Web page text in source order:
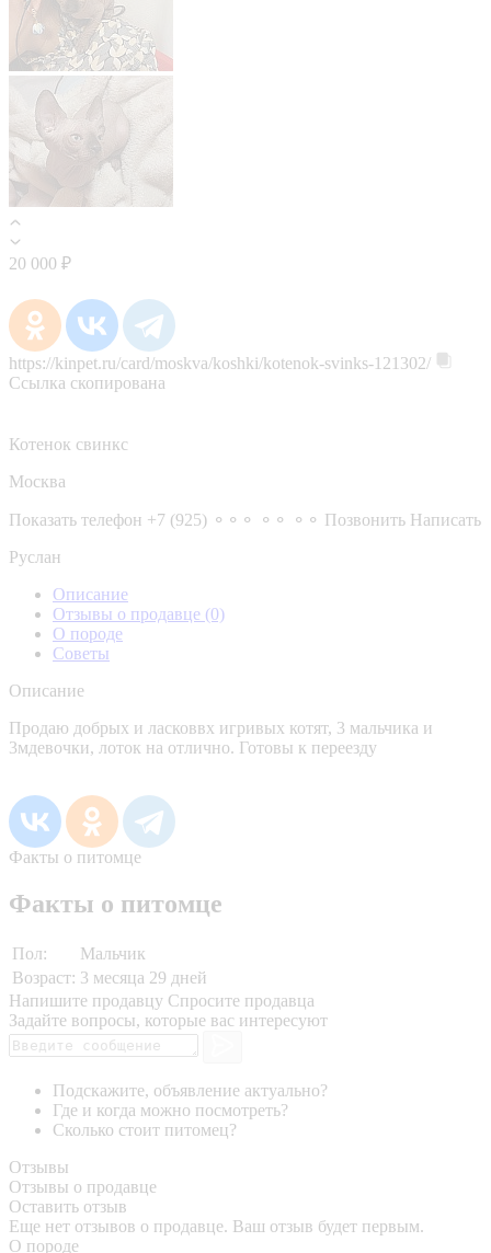
20 000 ₽
https://kinpet.ru/card/moskva/koshki/kotenok-svinks-121302/
Ссылка скопирована
Котенок свинкс
Москва
Показать телефон +7 (925) ⚬⚬⚬ ⚬⚬ ⚬⚬ Позвонить Написать
Руслан
Описание
Отзывы о продавце (0)
О породе
Советы
Описание
Продаю добрых и ласковвх игривых котят, 3 мальчика и
3мдевочки, лоток на отлично. Готовы к переезду
Факты о питомце
Факты о питомце
Пол:
Мальчик
Возраст: 3 месяца 29 дней
Напишите продавцу Спросите продавца
Задайте вопросы, которые вас интересуют
Подскажите, объявление актуально?
Где и когда можно посмотреть?
Сколько стоит питомец?
Отзывы
Отзывы о продавце
Оставить отзыв
Еще нет отзывов о продавце. Ваш отзыв будет первым.
О породе